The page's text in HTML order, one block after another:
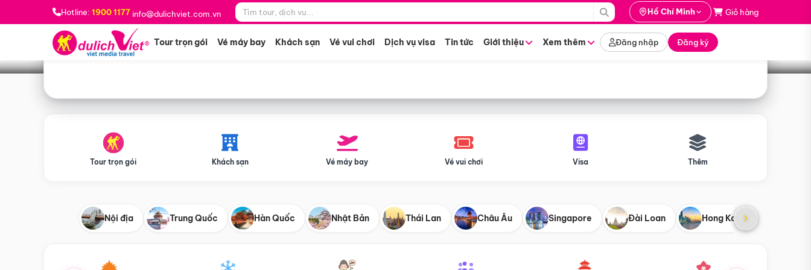
Hotline: 1900 1177 info@dulichviet.com.vn Hồ Chí Minh Giỏ hàng
Tour trọn gói Vé máy bay Khách sạn Vé vui chơi Dịch vụ visa Tin tức Giới thiệu Xem thêm Đăng nhập Đăng ký
Bạn muốn đi đâu? *
Tìm tour
Tour trọn gói Khách sạn Vé máy bay Vé vui chơi Visa Thêm
Nội địa Trung Quốc Hàn Quốc Nhật Bản Thái Lan Châu Âu Singapore Đài Loan Hong Kong